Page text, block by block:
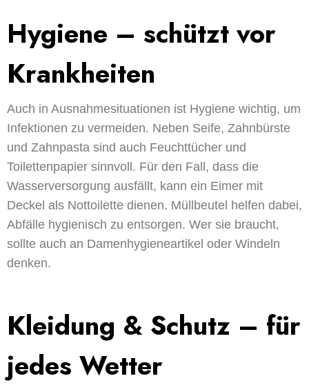
Hygiene – schützt vor
Krankheiten
Auch in Ausnahmesituationen ist Hygiene wichtig, um
Infektionen zu vermeiden. Neben Seife, Zahnbürste
und Zahnpasta sind auch Feuchttücher und
Toilettenpapier sinnvoll. Für den Fall, dass die
Wasserversorgung ausfällt, kann ein Eimer mit
Deckel als Nottoilette dienen. Müllbeutel helfen dabei,
Abfälle hygienisch zu entsorgen. Wer sie braucht,
sollte auch an Damenhygieneartikel oder Windeln
denken.
Kleidung & Schutz – für
jedes Wetter